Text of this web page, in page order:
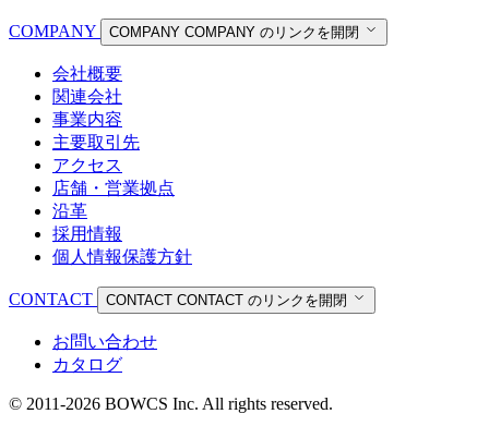
COMPANY COMPANY COMPANY のリンクを開閉
会社概要
関連会社
事業内容
主要取引先
アクセス
店舗・営業拠点
沿革
採用情報
個人情報保護方針
CONTACT CONTACT CONTACT のリンクを開閉
お問い合わせ
カタログ
© 2011-2026 BOWCS Inc. All rights reserved.